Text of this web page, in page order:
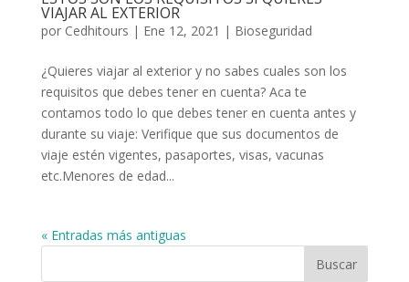
VIAJAR AL EXTERIOR
por Cedhitours | Ene 12, 2021 | Bioseguridad
¿Quieres viajar al exterior y no sabes cuales son los
requisitos que debes tener en cuenta? Aca te
contamos todo lo que debes tener en cuenta antes y
durante su viaje: Verifique que sus documentos de
viaje estén vigentes, pasaportes, visas, vacunas
etc.Menores de edad...
« Entradas más antiguas